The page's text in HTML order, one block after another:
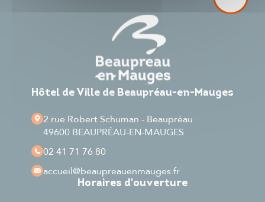
Hôtel de Ville de Beaupréau-en-Mauges
2 rue Robert Schuman - Beaupréau
49600 BEAUPRÉAU-EN-MAUGES
02 41 71 76 80
accueil@beaupreauenmauges.fr
Horaires d'ouverture